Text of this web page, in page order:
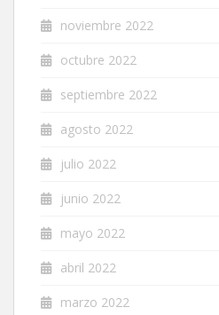
noviembre 2022
octubre 2022
septiembre 2022
agosto 2022
julio 2022
junio 2022
mayo 2022
abril 2022
marzo 2022